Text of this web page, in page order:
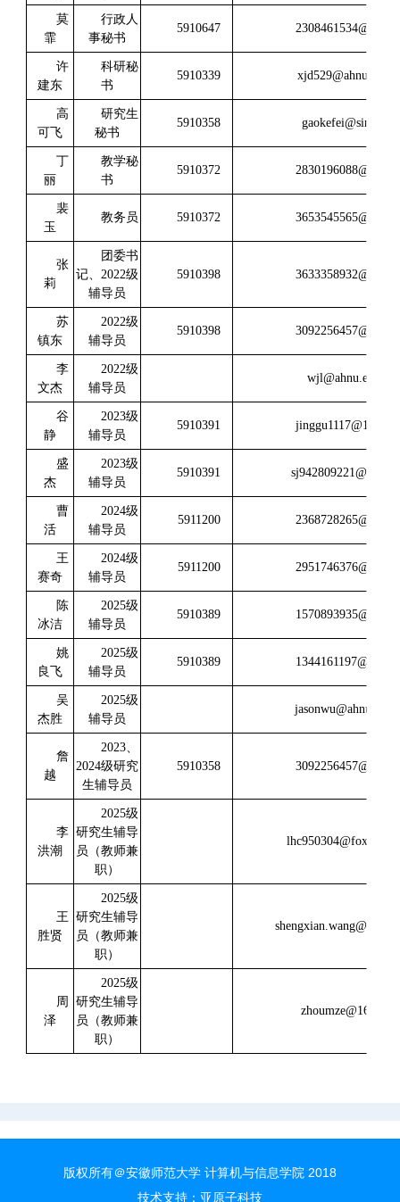
莫
霏
行政人
事秘书
5910647
许
建东
科研秘
书
5910339
高
可飞
研究生
秘书
5910358 gaokefei@sina.com
丁
丽
教学秘
书
5910372
裴
玉
教务员 5910372
张
莉
团委书
记、2022级
辅导员
5910398
苏
镇东
2022级
辅导员
5910398
李
文杰
2022级
辅导员
wjl@ahnu.edu.cn
谷
静
2023级
辅导员
5910391
盛
杰
2023级
辅导员
5910391
曹
活
2024级
辅导员
5911200
王
赛奇
2024级
辅导员
5911200
陈
冰洁
2025级
辅导员
5910389
姚
良飞
2025级
辅导员
5910389
吴
杰胜
2025级
辅导员
詹
越
2023、
2024级研究
生辅导员
5910358
李
洪潮
2025级
研究生辅导
员（教师兼
职）
王
胜贤
2025级
研究生辅导
员（教师兼
职）
周
泽
2025级
研究生辅导
员（教师兼
职）
版权所有＠安徽师范大学 计算机与信息学院 2018
技术支持： 亚原子科技